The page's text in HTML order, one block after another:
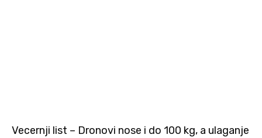
Vecernji list – Dronovi nose i do 100 kg, a ulaganje